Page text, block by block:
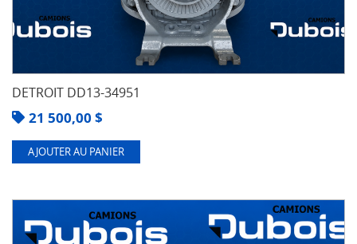
DETROIT DD13-34951
21 500,00 $
AJOUTER AU PANIER